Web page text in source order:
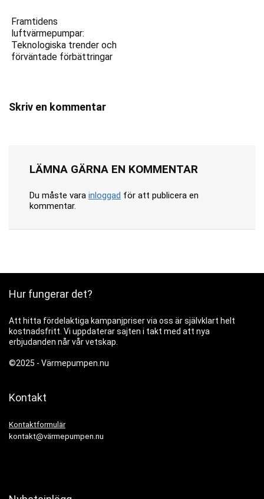
Framtidens
luftvärmepumpar:
Teknologiska trender och
förväntade förbättringar
Skriv en kommentar
LÄMNA GÄRNA EN KOMMENTAR
Du måste vara inloggad för att publicera en
kommentar.
Hur fungerar det?
Att hitta fördelaktiga kampanjpriser via oss är självklart helt
kostnadsfritt. Vi uppdaterar sajten i takt med att nya
erbjudanden når vår vetskap.
©2025 - Värmepumpen.nu
Kontakt
Kontaktformulär
kontakt@värmepumpen.nu